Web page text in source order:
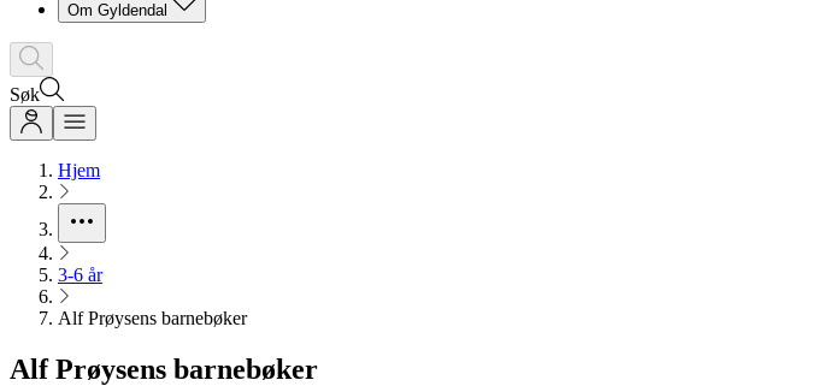
Om Gyldendal
Søk
Hjem
3-6 år
Alf Prøysens barnebøker
Alf Prøysens barnebøker